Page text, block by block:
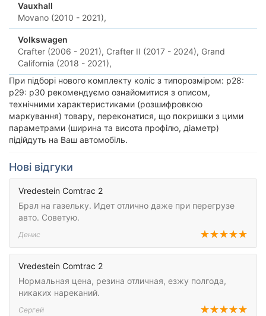
Vauxhall
Movano (2010 - 2021),
Volkswagen
Crafter (2006 - 2021), Crafter II (2017 - 2024), Grand
California (2018 - 2021),
При підборі нового комплекту коліс з типорозміром: p28:
p29: p30 рекомендуємо ознайомитися з описом,
технічними характеристиками (розшифровкою
маркування) товару, переконатися, що покришки з цими
параметрами (ширина та висота профілю, діаметр)
підійдуть на Ваш автомобіль.
Нові відгуки
Vredestein Comtrac 2
Брал на газельку. Идет отлично даже при перегрузе
авто. Советую.
Денис
Vredestein Comtrac 2
Нормальная цена, резина отличная, езжу полгода,
никаких нареканий.
Сергей